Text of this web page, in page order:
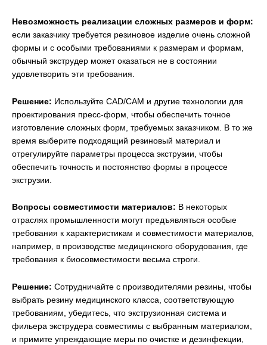
Невозможность реализации сложных размеров и форм:
если заказчику требуется резиновое изделие очень сложной
формы и с особыми требованиями к размерам и формам,
обычный экструдер может оказаться не в состоянии
удовлетворить эти требования.
Решение: Используйте CAD/CAM и другие технологии для
проектирования пресс-форм, чтобы обеспечить точное
изготовление сложных форм, требуемых заказчиком. В то же
время выберите подходящий резиновый материал и
отрегулируйте параметры процесса экструзии, чтобы
обеспечить точность и постоянство формы в процессе
экструзии.
Вопросы совместимости материалов: В некоторых
отраслях промышленности могут предъявляться особые
требования к характеристикам и совместимости материалов,
например, в производстве медицинского оборудования, где
требования к биосовместимости весьма строги.
Решение: Сотрудничайте с производителями резины, чтобы
выбрать резину медицинского класса, соответствующую
требованиям, убедитесь, что экструзионная система и
фильера экструдера совместимы с выбранным материалом,
и примите упреждающие меры по очистке и дезинфекции,